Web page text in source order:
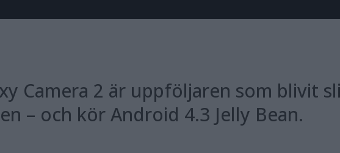
Camera 2 är uppföljaren som blivit
– och kör Android 4.3 Jelly Bean.